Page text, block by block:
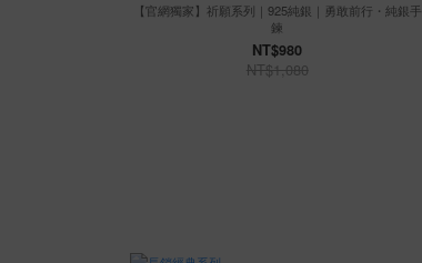
【官網獨家】祈願系列｜925純銀｜勇敢前行・純銀手
鍊
NT$980
NT$1,080